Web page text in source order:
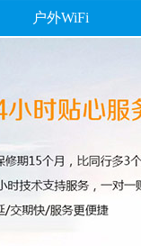
户外WiFi